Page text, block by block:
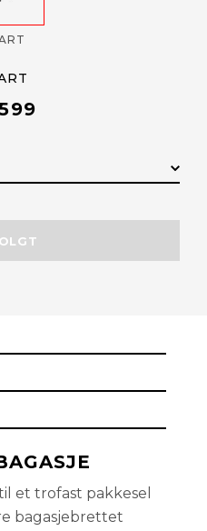
LAGERSTATUS
et trofast pakkesel
bagasjebrettet